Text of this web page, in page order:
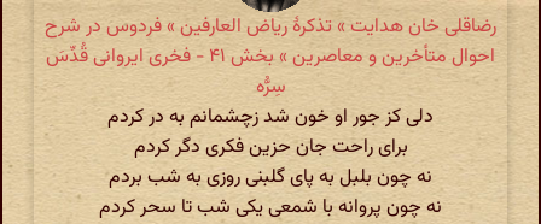
رضاقلی خان هدایت » تذکرهٔ ریاض العارفین » فردوس در شرح
احوال متأخرین و معاصرین » بخش ۴۱ - فخری ایروانی قُدِّسَ
سِرُّه
دلی کز جور او خون شد زچشمانم به در کردم
برای راحت جان حزین فکری دگر کردم
نه چون بلبل به پای گلبنی روزی به شب بردم
نه چون پروانه با شمعی یکی شب تا سحر کردم